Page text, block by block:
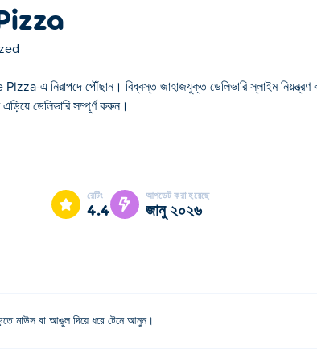
Pizza-এ নিরাপদে পৌঁছান। বিধ্বস্ত জাহাজযুক্ত ডেলিভারি স্লাইম
ডেলিভারি সম্পূর্ণ করুন।
এডভেঞ্চার গেমস এর একটি।
রেটিং
4.4
আপডেট করা হয়েছে
জানু ২০২৬
মাউস বা আঙুল দিয়ে ধরে টেনে আনুন।